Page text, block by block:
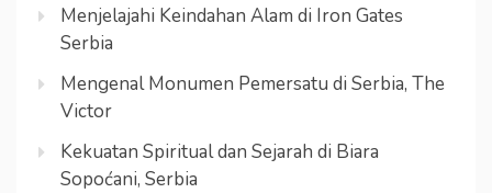
Menjelajahi Keindahan Alam di Iron Gates
Serbia
Mengenal Monumen Pemersatu di Serbia, The
Victor
Kekuatan Spiritual dan Sejarah di Biara
Sopoćani, Serbia